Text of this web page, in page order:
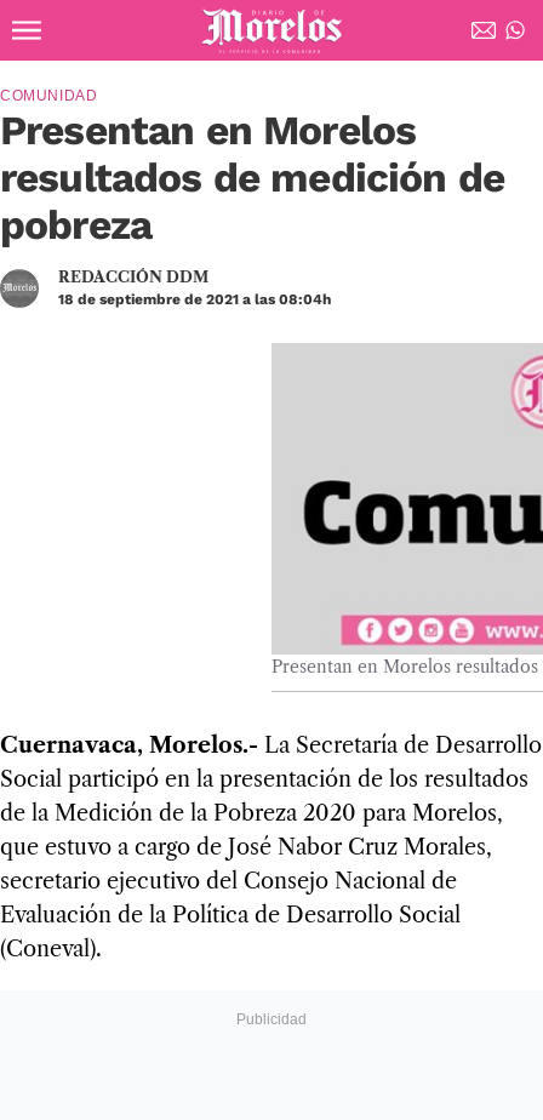
Diario de Morelos
Presentan en Morelos
resultados de medición de
pobreza
COMUNIDAD
REDACCIÓN DDM
18 de septiembre de 2021 a las 08:04h
Presentan en Morelos
Cuernavaca, Morelos.- La Secretaría de Desarrollo
Social participó en la presentación de los resultados
de la Medición de la Pobreza 2020 para Morelos,
que estuvo a cargo de José Nabor Cruz Morales,
secretario ejecutivo del Consejo Nacional de
Evaluación de la Política de Desarrollo Social
(Coneval).